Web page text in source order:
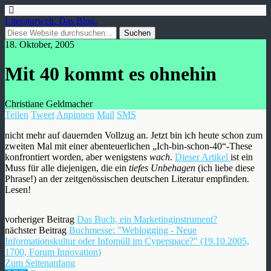
Literaturwelt. Das Blog.
18. Oktober, 2005
Mit 40 kommt es ohnehin
Christiane Geldmacher
Teilen Tweet Anpinnen Mail SMS
nicht mehr auf dauernden Vollzug an. Jetzt bin ich heute schon zum
zweiten Mal mit einer abenteuerlichen „Ich-bin-schon-40“-These
konfrontiert worden, aber wenigstens wach. Dieser Artikel ist ein
Muss für alle diejenigen, die ein tiefes Unbehagen (ich liebe diese
Phrase!) an der zeitgenössischen deutschen Literatur empfinden.
Lesen!
vorheriger Beitrag Das Buch, ein Marketinginstrument?
nächster Beitrag Buchmesse: "Weblogging - Neue
Informationskultur oder Infomüll im Cyperspace?" (19.10.2005,
1700, Forum Innovation)
Zum Seitenanfang